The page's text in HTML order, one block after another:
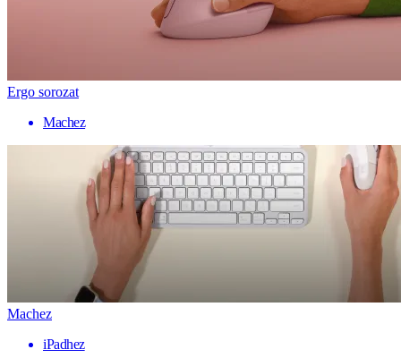
Ergo sorozat
Machez
Machez
iPadhez